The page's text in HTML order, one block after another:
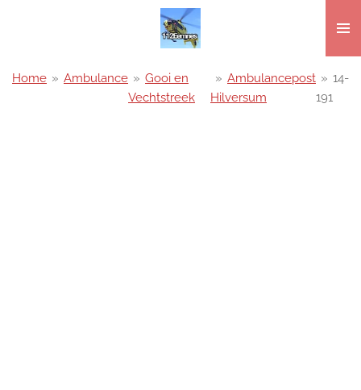
de
Home » Ambulance » Gooi en
Vechtstreek
» Ambulancepost
Hilversum
» 14-
191